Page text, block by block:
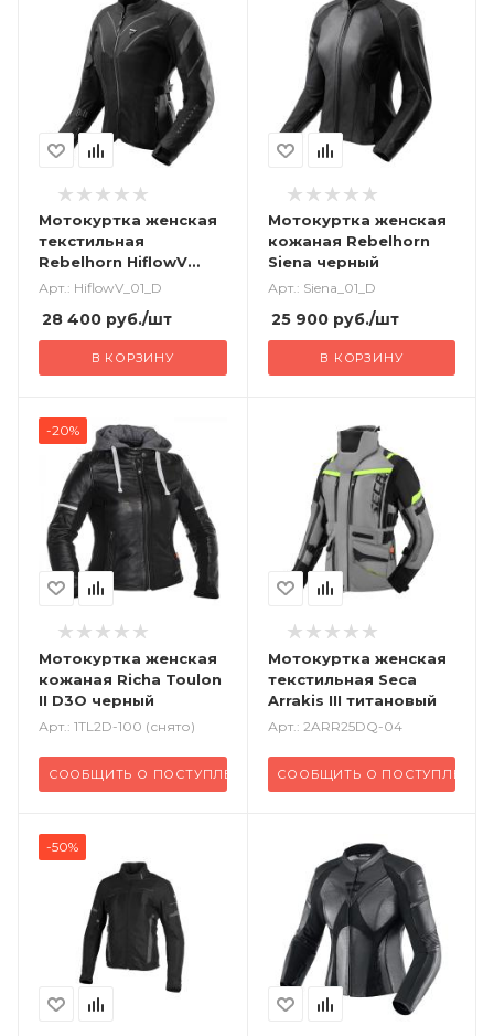
Мотокуртка женская
текстильная
Rebelhorn HiflowV
черный
Арт.: HiflowV_01_D
28 400 руб./шт
В КОРЗИНУ
Мотокуртка женская
кожаная Rebelhorn
Siena черный
Арт.: Siena_01_D
25 900руб./шт
В КОРЗИНУ
-20%
Мотокуртка женская
кожаная Richa Toulon
II D3O черный
Арт.: 1TL2D-100 (снято)
СООБЩИТЬ О ПОСТУПЛЕНИИ
Мотокуртка женская
текстильная Seca
Arrakis III титановый
Арт.: 2ARR25DQ-04
СООБЩИТЬ О ПОСТУПЛЕНИИ
-50%